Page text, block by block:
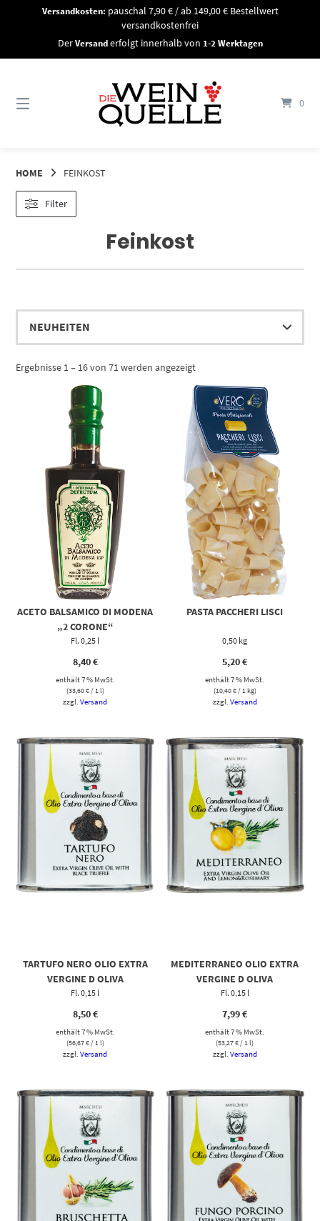
Versandkosten: pauschal 7,90 € / ab 149,00 € Bestellwert
versandkostenfrei
DerVersanderfolgt innerhalb von 1-2 Werktagen
0
HOME FEINKOST
Feinkost
Filter
Ergebnisse 1 – 16 von 71 werden angezeigt
ACETO BALSAMICO DI MODENA
„2 CORONE“
Fl. 0,25 l
8,40€
enthält 7 % MwSt.
(33,60€/ 1 l)
zzgl.Versand
PASTA PACCHERI LISCI
0,50 kg
5,20€
enthält 7 % MwSt.
(10,40€/ 1 kg)
zzgl. Versand
TARTUFO NERO OLIO EXTRA
VERGINE D OLIVA
Fl. 0,15 l
8,50€
enthält 7 % MwSt.
(56,67€/ 1 l)
zzgl.Versand
MEDITERRANEO OLIO EXTRA
VERGINE D OLIVA
Fl. 0,15 l
7,99€
enthält 7 % MwSt.
(53,27€/ 1 l)
zzgl. Versand